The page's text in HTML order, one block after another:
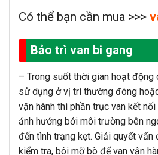
Có thể bạn cần mua >>>
Bảo trì van bi gang
– Trong suốt thời gian hoạt động
sử dụng ở vị trí thường đóng
vận hành thì phần trục van kết
ảnh hưởng bởi môi trường bên
đến tình trạng kẹt. Giải quyết vấn
kiểm tra, bôi mỡ bò để van vận